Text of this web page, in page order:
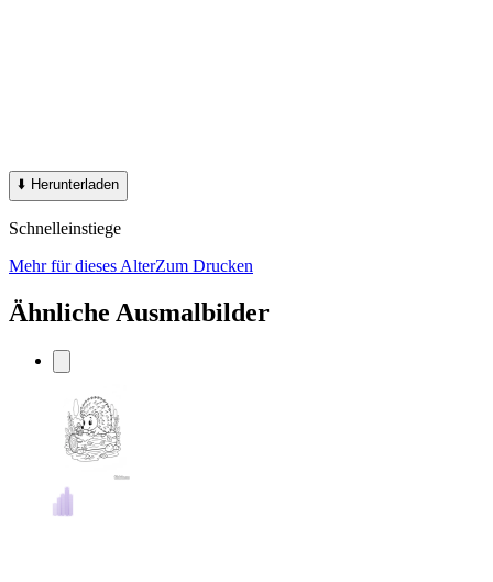
⬇️ Herunterladen
Schnelleinstiege
Mehr für dieses AlterZum Drucken
Ähnliche Ausmalbilder